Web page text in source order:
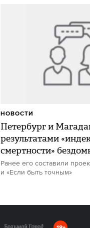
Петербург и
результатами
смертности»
Ранее его составили
и «Если быть точным»
НОВОСТИ